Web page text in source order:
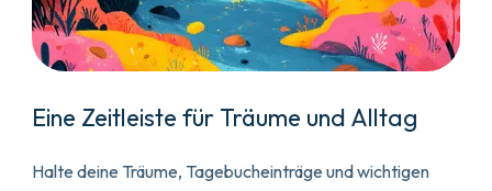
Eine Zeitleiste für Träume und Alltag
Halte deine Träume, Tagebucheinträge und wichtigen